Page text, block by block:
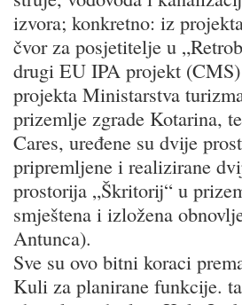
izvora; konkretno: iz
čvor za posjetitelje u
drugi EU IPA projekt
projekta Ministarstva
prizemlje zgrade Kotarina,
Cares, uređene su dvije
pripremljene i realizirane
prostorija „Škritorij“ u
smještena i izložena
Antunca).
Sve su ovo bitni koraci
Kuli za planirane funkcije.